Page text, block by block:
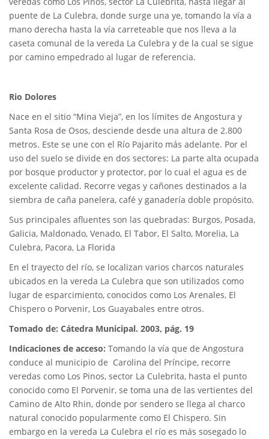
puente de La Culebra, donde surge una ye, tomando la vía a
mano derecha hasta la vía carreteable que nos lleva a la
caseta comunal de la vereda La Culebra y de la cual se sigue
por camino empedrado al lugar de referencia.
Rio Dolores
Nace en el sitio “Mina Vieja”, en los límites de Angostura y
Santa Rosa de Osos, desciende desde una altura de 2.800
metros. Este se une con el Río Pajarito más adelante. Por el
uso del suelo se divide en dos sectores: La parte alta ocupada
por bosque productor y protector, por lo cual el agua es de
excelente calidad. Recorre vegas y cañones destinados a la
siembra de caña panelera, café y ganadería doble propósito.
Sus principales afluentes son las quebradas: Burgos, Posada,
Galicia, Maldonado, Venado, El Tabor, El Salto, Morelia, La
Culebra, Pacora, La Florida
En el trayecto del río, se localizan varios charcos naturales
ubicados en la vereda La Culebra que son utilizados como
lugar de esparcimiento, conocidos como Los Arenales, El
Chispero o Porvenir, Los Guayabales entre otros.
Tomado de: Cátedra Municipal. 2003, pág. 19
Indicaciones de acceso: Tomando la vía que de Angostura
conduce al municipio de Carolina del Príncipe, recorre
veredas como Los Pinos, sector La Culebrita, hasta el punto
conocido como El Porvenir, se toma una de las vertientes del
Camino de Alto Rhin, donde por sendero se llega al charco
natural conocido popularmente como El Chispero. Sin
embargo en la vereda La Culebra el río es más sosegado lo